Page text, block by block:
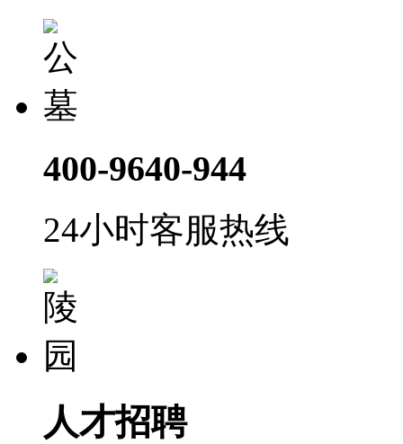
400-9640-944
24小时客服热线
人才招聘